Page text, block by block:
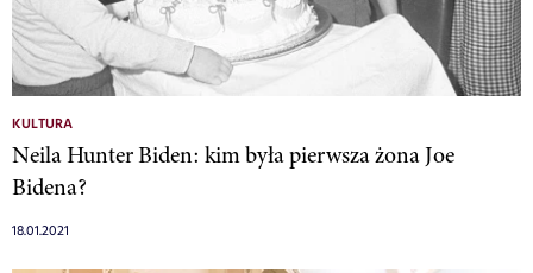
KULTURA
Neila Hunter Biden: kim była pierwsza żona Joe
Bidena?
18.01.2021